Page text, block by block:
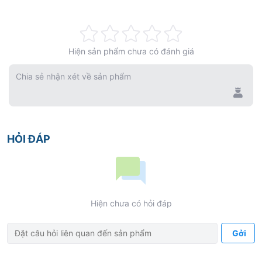
0%
Hiện sản phẩm chưa có đánh giá
Chia sẻ nhận xét về sản phẩm
HỎI ĐÁP
Hiện chưa có hỏi đáp
Gởi